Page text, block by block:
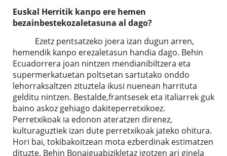
Euskal Herritik kanpo ere hemen
bezainbestekozaletasuna al dago?
Ezetz pentsatzeko joera izan dugun arren,
hemendik kanpo erezaletasun handia dago. Behin
Ecuadorrera joan nintzen mendianibiltzera eta
supermerkatuetan poltsetan sartutako onddo
lehorraksaltzen zituztela ikusi nuenean harrituta
gelditu nintzen. Bestalde,frantsesek eta italiarrek guk
baino askoz gehiago dakiteperretxikoez.
Perretxikoak ia edonon ateratzen direnez,
kulturaguztiek izan dute perretxikoak jateko ohitura.
Hori bai, tokibakoitzean mota ezberdinak estimatzen
dituzte. Behin Bonaiguabizikletaz igotzen ari ginela